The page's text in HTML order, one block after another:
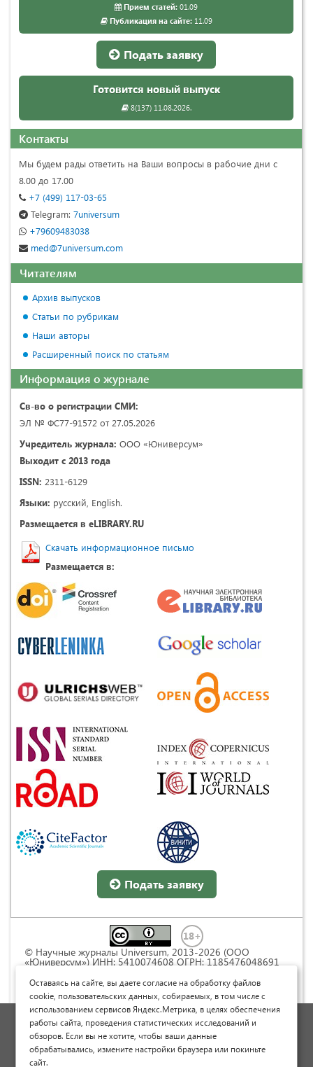
Прием статей: 01.09
Публикация на сайте:11.09
Подать заявку
Готовится новый выпуск
8(137) 11.08.2026.
Контакты
Мы будем рады ответить на Ваши вопросы в рабочие дни с
8.00 до 17.00
+7 (499) 117-03-65
Telegram: 7universum
+79609483038
med@7universum.com
Читателям
Архив выпусков
Статьи по рубрикам
Наши авторы
Расширенный поиск по статьям
Информация о журнале
Св-во о регистрации СМИ:
ЭЛ № ФС77-91572 от 27.05.2026
Учредитель журнала: ООО «Юниверсум»
Выходит с 2013 года
ISSN: 2311-6129
Языки: русский, English.
Размещается в eLIBRARY.RU
Скачать информационное письмо
Размещается в:
Подать заявку
© Научные журналы Universum, 2013-2026 (ООО
«Юниверсум») ИНН: 5410074608 ОГРН: 1185476048691
Commons « Attribution» («Атрибуция») 4.0
Непортированная
Политика обработки персональных данных
Договор оферты
Опубликовать научную статью
Оставаясь на сайте, вы даете согласие на обработку файлов
cookie, пользовательских данных, собираемых, в том числе с
использованием сервисов Яндекс.Метрика, в целях обеспечения
работы сайта, проведения статистических исследований и
обзоров. Если вы не хотите, чтобы ваши данные
обрабатывались, измените настройки браузера или покиньте
сайт.